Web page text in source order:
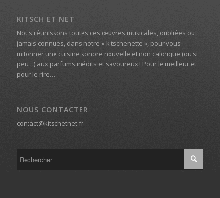
KITSCH ET NET
Nous réunissons toutes ces œuvres musicales, oubliées ou
jamais connues, dans notre « kitschenette », pour vous
mitonner une cuisine sonore nouvelle et non calorique (ou si
peu…) aux parfums inédits et savoureux ! Pour le meilleur et
pour le rire…
NOUS CONTACTER
contact@kitschetnet.fr